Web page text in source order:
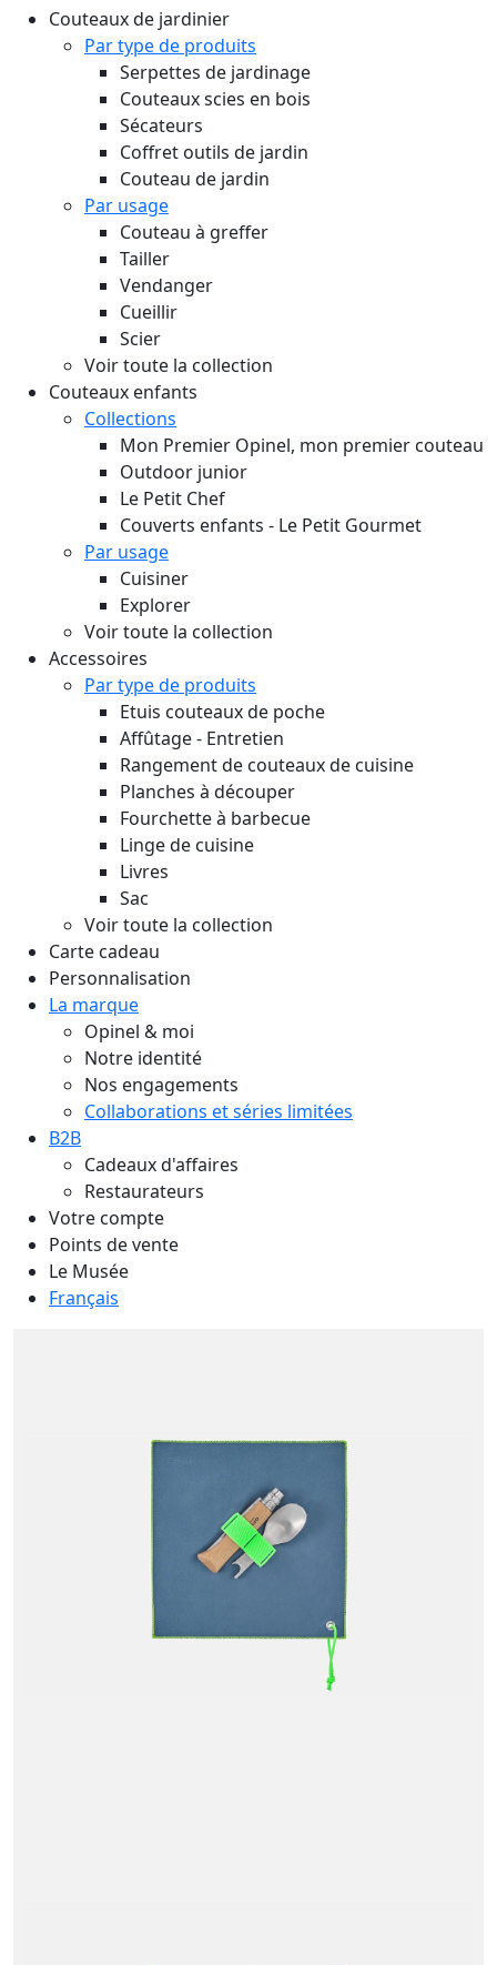
Couteaux de jardinier
Par type de produits
Serpettes de jardinage
Couteaux scies en bois
Sécateurs
Coffret outils de jardin
Couteau de jardin
Par usage
Couteau à greffer
Tailler
Vendanger
Cueillir
Scier
Voir toute la collection
Couteaux enfants
Collections
Mon Premier Opinel, mon premier couteau
Outdoor junior
Le Petit Chef
Couverts enfants - Le Petit Gourmet
Par usage
Cuisiner
Explorer
Voir toute la collection
Accessoires
Par type de produits
Etuis couteaux de poche
Affûtage - Entretien
Rangement de couteaux de cuisine
Planches à découper
Fourchette à barbecue
Linge de cuisine
Livres
Sac
Voir toute la collection
Carte cadeau
Personnalisation
La marque
Opinel & moi
Notre identité
Nos engagements
Collaborations et séries limitées
B2B
Cadeaux d'affaires
Restaurateurs
Votre compte
Points de vente
Le Musée
Français